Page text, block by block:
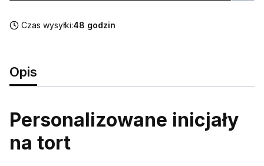
Czas wysyłki:48 godzin
Opis
Personalizowane inicjały
na tort